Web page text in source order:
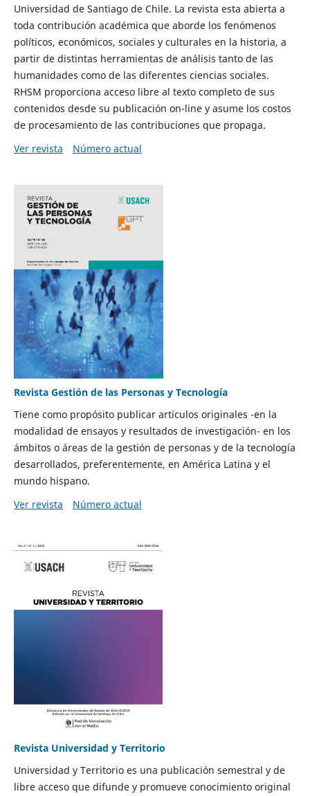
Universidad de Santiago de Chile. La revista esta abierta a
toda contribución académica que aborde los fenómenos
políticos, económicos, sociales y culturales en la historia, a
partir de distintas herramientas de análisis tanto de las
humanidades como de las diferentes ciencias sociales.
RHSM proporciona acceso libre al texto completo de sus
contenidos desde su publicación on-line y asume los costos
de procesamiento de las contribuciones que propaga.
Ver revista
Número actual
Revista Gestión de las Personas y Tecnología
Tiene como propósito publicar artículos originales -en la
modalidad de ensayos y resultados de investigación- en los
ámbitos o áreas de la gestión de personas y de la tecnología
desarrollados, preferentemente, en América Latina y el
mundo hispano.
Ver revista
Número actual
Revista Universidad y Territorio
Universidad y Territorio es una publicación semestral y de
libre acceso que difunde y promueve conocimiento original